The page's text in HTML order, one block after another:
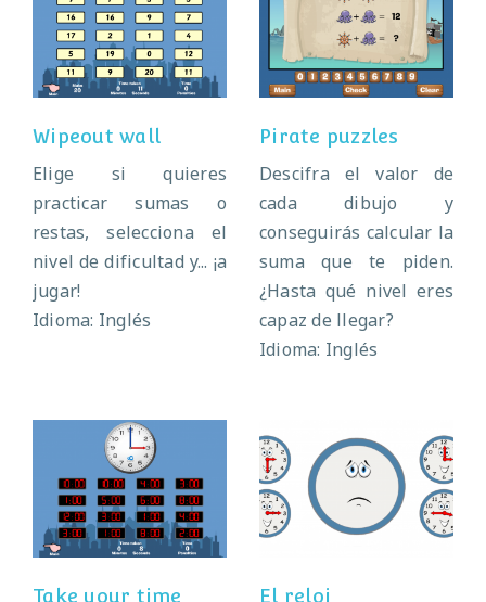
Wipeout wall
Wipeout wall
Elige si quieres
practicar sumas o
restas, selecciona el
nivel de dificultad y... ¡a
jugar!
Idioma: Inglés
Pirate puzzles
Pirate puzzles
Descifra el valor de
cada dibujo y
conseguirás calcular la
suma que te piden.
¿Hasta qué nivel eres
capaz de llegar?
Idioma: Inglés
Take your time
Take your time
El reloj
El reloj